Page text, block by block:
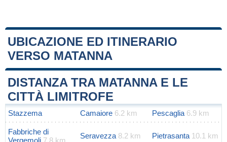
UBICAZIONE ED ITINERARIO
VERSO MATANNA
+
−
Leaflet |Map data ©
DISTANZA TRA MATANNA E LE
CITTÀ LIMITROFE
Stazzema Camaiore 6.2 km Pescaglia 6.9 km
Fabbriche di
Vergemoli 7.8 km
Seravezza 8.2 km Pietrasanta 10.1 km